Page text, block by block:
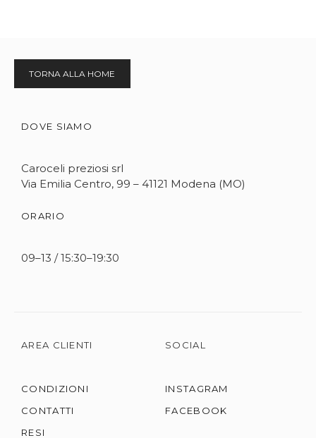
TORNA ALLA HOME
DOVE SIAMO
Caroceli preziosi srl
Via Emilia Centro, 99 – 41121 Modena (MO)
ORARIO
09–13 / 15:30–19:30
AREA CLIENTI
CONDIZIONI
CONTATTI
RESI
SOCIAL
INSTAGRAM
FACEBOOK